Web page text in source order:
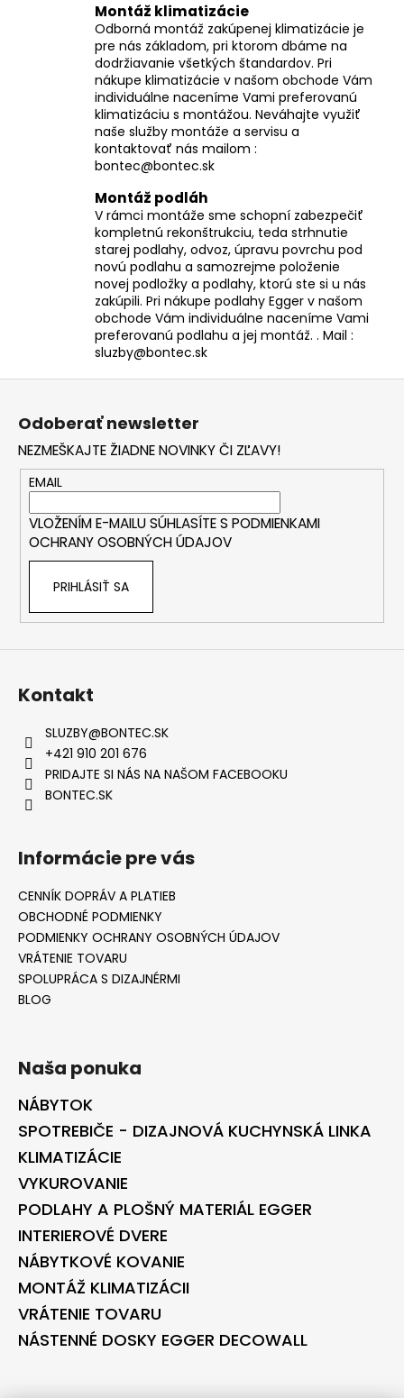
Montáž klimatizácie
Odborná montáž zakúpenej klimatizácie je
pre nás základom, pri ktorom dbáme na
dodržiavanie všetkých štandardov. Pri
nákupe klimatizácie v našom obchode Vám
individuálne naceníme Vami preferovanú
klimatizáciu s montážou. Neváhajte využiť
naše služby montáže a servisu a
kontaktovať nás mailom :
bontec@bontec.sk
Montáž podláh
V rámci montáže sme schopní zabezpečiť
kompletnú rekonštrukciu, teda strhnutie
starej podlahy, odvoz, úpravu povrchu pod
novú podlahu a samozrejme položenie
novej podložky a podlahy, ktorú ste si u nás
zakúpili. Pri nákupe podlahy Egger v našom
obchode Vám individuálne naceníme Vami
preferovanú podlahu a jej montáž. . Mail :
sluzby@bontec.sk
Z
Odoberať newsletter
NEZMEŠKAJTE ŽIADNE NOVINKY ČI ZĽAVY!
EMAIL
VLOŽENÍM E-MAILU SÚHLASÍTE S PODMIENKAMI
OCHRANY OSOBNÝCH ÚDAJOV
PRIHLÁSIŤ SA
Kontakt
SLUZBY@BONTEC.SK
+421 910 201 676
PRIDAJTE SI NÁS NA NAŠOM FACEBOOKU
BONTEC.SK
Informácie pre vás
CENNÍK DOPRÁV A PLATIEB
OBCHODNÉ PODMIENKY
PODMIENKY OCHRANY OSOBNÝCH ÚDAJOV
VRÁTENIE TOVARU
SPOLUPRÁCA S DIZAJNÉRMI
BLOG
Naša ponuka
NÁBYTOK
SPOTREBIČE - DIZAJNOVÁ KUCHYNSKÁ LINKA
KLIMATIZÁCIE
VYKUROVANIE
PODLAHY A PLOŠNÝ MATERIÁL EGGER
INTERIEROVÉ DVERE
NÁBYTKOVÉ KOVANIE
MONTÁŽ KLIMATIZÁCII
VRÁTENIE TOVARU
NÁSTENNÉ DOSKY EGGER DECOWALL